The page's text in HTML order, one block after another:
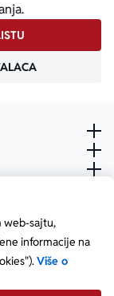
web-sajtu,
informacije na
Više o